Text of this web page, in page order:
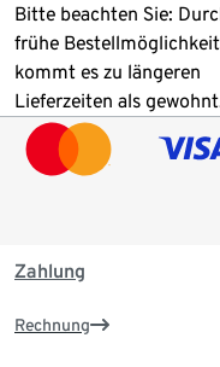
Bitte beachten Sie:
frühe Bestellmöglichkeit
kommt es zu längeren
Lieferzeiten als
Zahlung
Rechnung